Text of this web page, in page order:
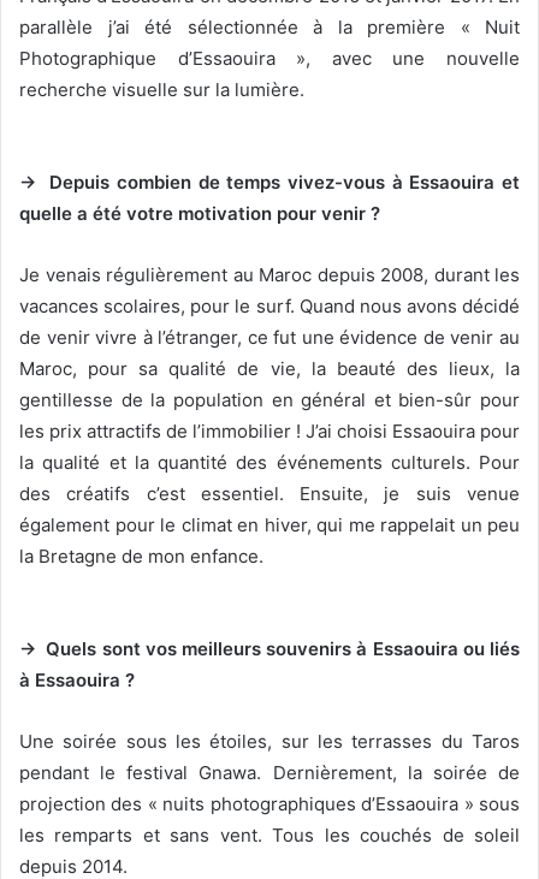
parallèle j’ai été sélectionnée à la première « Nuit
Photographique d’Essaouira », avec une nouvelle
recherche visuelle sur la lumière.
→ Depuis combien de temps vivez-vous à Essaouira et
quelle a été votre motivation pour venir ?
Je venais régulièrement au Maroc depuis 2008, durant les
vacances scolaires, pour le surf. Quand nous avons décidé
de venir vivre à l’étranger, ce fut une évidence de venir au
Maroc, pour sa qualité de vie, la beauté des lieux, la
gentillesse de la population en général et bien-sûr pour
les prix attractifs de l’immobilier ! J’ai choisi Essaouira pour
la qualité et la quantité des événements culturels. Pour
des créatifs c’est essentiel. Ensuite, je suis venue
également pour le climat en hiver, qui me rappelait un peu
la Bretagne de mon enfance.
→ Quels sont vos meilleurs souvenirs à Essaouira ou liés
à Essaouira ?
Une soirée sous les étoiles, sur les terrasses du Taros
pendant le festival Gnawa. Dernièrement, la soirée de
projection des « nuits photographiques d’Essaouira » sous
les remparts et sans vent. Tous les couchés de soleil
depuis 2014.